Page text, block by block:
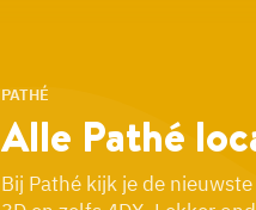
PATHÉ
Alle Pathé
Bij Pathé kijk je de